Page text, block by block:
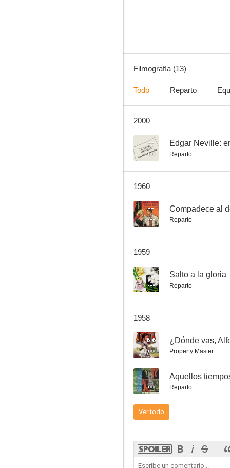
Filmografía (13)
Todo Reparto
2000
-- Edgar Neville:
Reparto
1960
-- Compadece al
Reparto
1959
-- Salto a la gloria
Reparto
1958
6.6 ¿Dónde vas,
Property Master
-- Aquellos
Reparto
Ver todo